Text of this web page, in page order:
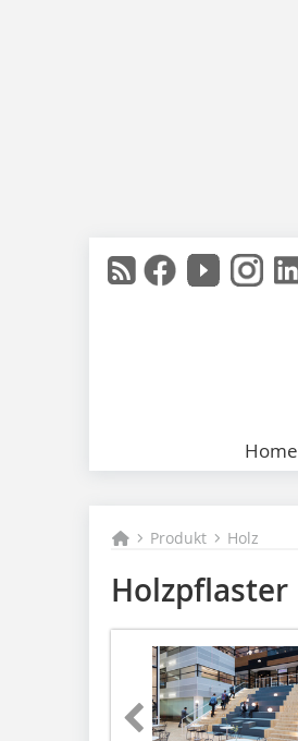
Home
Produkt Holz
Holzpflaster